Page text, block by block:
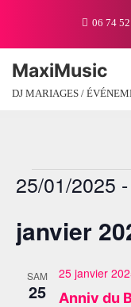
06 74
MaxiMusic
DJ MARIAGES /
25/01/2025 -
une
date.
janvier
SAM
25 Anniv du
25 janvier